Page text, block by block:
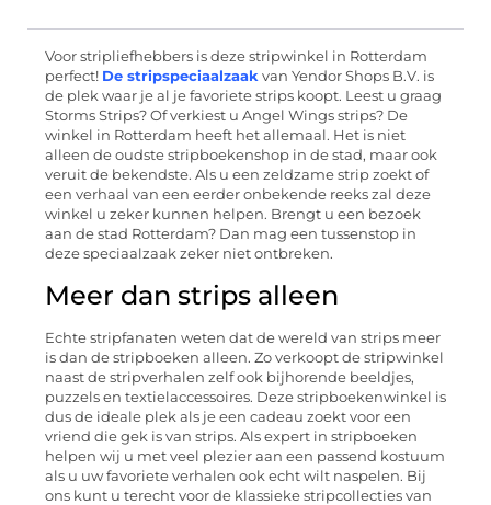
Voor stripliefhebbers is deze stripwinkel in Rotterdam
perfect! De stripspeciaalzaak van Yendor Shops B.V. is
de plek waar je al je favoriete strips koopt. Leest u graag
Storms Strips? Of verkiest u Angel Wings strips? De
winkel in Rotterdam heeft het allemaal. Het is niet
alleen de oudste stripboekenshop in de stad, maar ook
veruit de bekendste. Als u een zeldzame strip zoekt of
een verhaal van een eerder onbekende reeks zal deze
winkel u zeker kunnen helpen. Brengt u een bezoek
aan de stad Rotterdam? Dan mag een tussenstop in
deze speciaalzaak zeker niet ontbreken.
Meer dan strips alleen
Echte stripfanaten weten dat de wereld van strips meer
is dan de stripboeken alleen. Zo verkoopt de stripwinkel
naast de stripverhalen zelf ook bijhorende beeldjes,
puzzels en textielaccessoires. Deze stripboekenwinkel is
dus de ideale plek als je een cadeau zoekt voor een
vriend die gek is van strips. Als expert in stripboeken
helpen wij u met veel plezier aan een passend kostuum
als u uw favoriete verhalen ook echt wilt naspelen. Bij
ons kunt u terecht voor de klassieke stripcollecties van